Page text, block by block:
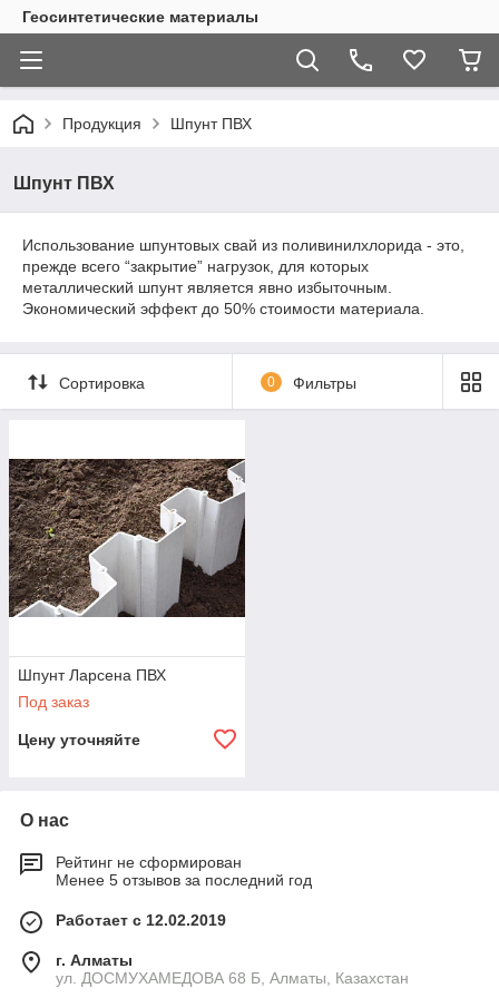
Геосинтетические материалы
Продукция Шпунт ПВХ
Шпунт ПВХ
Использование шпунтовых свай из поливинилхлорида - это,
прежде всего “закрытие” нагрузок, для которых
металлический шпунт является явно избыточным.
Экономический эффект до 50% стоимости материала.
Сортировка 0 Фильтры
Шпунт Ларсена ПВХ
Под заказ
Цену уточняйте
О нас
Рейтинг не сформирован
Менее 5 отзывов за последний год
Работает с 12.02.2019
г. Алматы
ул. ДОСМУХАМЕДОВА 68 Б, Алматы, Казахстан